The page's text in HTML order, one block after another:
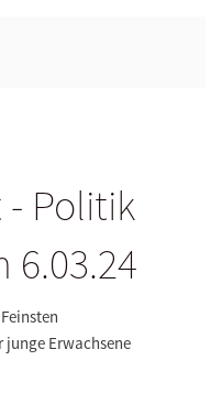
Politik
6.03.24
junge Erwachsene